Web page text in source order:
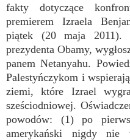
fakty dotyczące
premierem Izraela
piątek (20 maja 2011).
prezydenta Obamy,
panem Netanyahu.
Palestyńczykom i
ziemi, które Izrael
sześciodniowej.
powodów: (1) po
amerykański nigdy nie